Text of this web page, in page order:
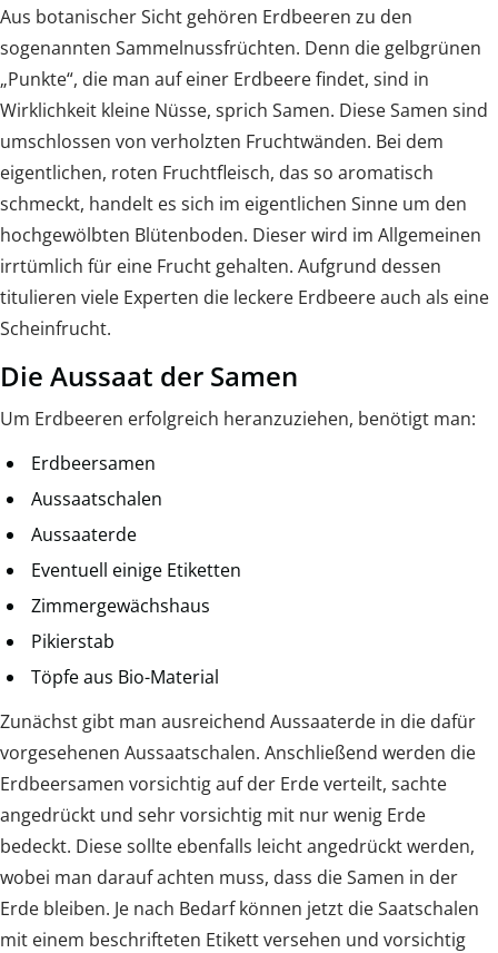
Aus botanischer Sicht gehören Erdbeeren zu den
sogenannten Sammelnussfrüchten. Denn die gelbgrünen
„Punkte“, die man auf einer Erdbeere findet, sind in
Wirklichkeit kleine Nüsse, sprich Samen. Diese Samen sind
umschlossen von verholzten Fruchtwänden. Bei dem
eigentlichen, roten Fruchtfleisch, das so aromatisch
schmeckt, handelt es sich im eigentlichen Sinne um den
hochgewölbten Blütenboden. Dieser wird im Allgemeinen
irrtümlich für eine Frucht gehalten. Aufgrund dessen
titulieren viele Experten die leckere Erdbeere auch als eine
Scheinfrucht.
Die Aussaat der Samen
Um Erdbeeren erfolgreich heranzuziehen, benötigt man:
Erdbeersamen
Aussaatschalen
Aussaaterde
Eventuell einige Etiketten
Zimmergewächshaus
Pikierstab
Töpfe aus Bio-Material
Zunächst gibt man ausreichend Aussaaterde in die dafür
vorgesehenen Aussaatschalen. Anschließend werden die
Erdbeersamen vorsichtig auf der Erde verteilt, sachte
angedrückt und sehr vorsichtig mit nur wenig Erde
bedeckt. Diese sollte ebenfalls leicht angedrückt werden,
wobei man darauf achten muss, dass die Samen in der
Erde bleiben. Je nach Bedarf können jetzt die Saatschalen
mit einem beschrifteten Etikett versehen und vorsichtig